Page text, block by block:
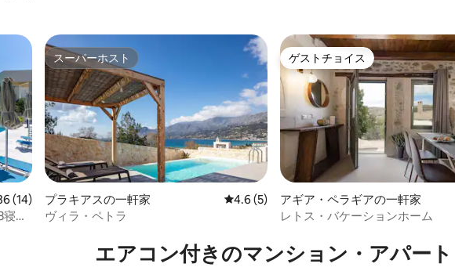
ー14件、5つ星中4.86つ星の平均評価
(14)
室
スーパーホスト
スーパーホスト
プラキアスの一軒家 レビュー5件、5つ星中4.6つ星の平均評価
4.6 (5)
ヴィラ・ペトラ
ゲストチョイス
ゲストチョイス
アギア・ペラギアの一軒家
レトス・バケーションホーム
エアコン付きのマンション・アパート